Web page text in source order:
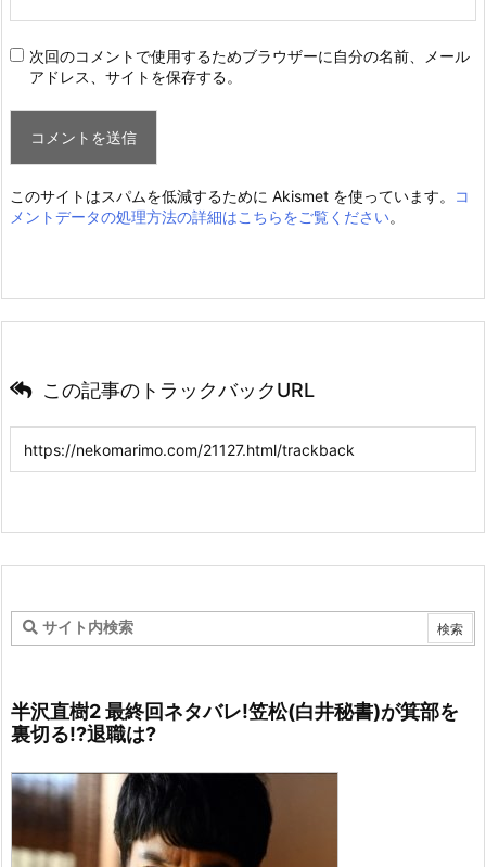
次回のコメントで使用するためブラウザーに自分の名前、メール
アドレス、サイトを保存する。
このサイトはスパムを低減するために Akismet を使っています。
コ
メントデータの処理方法の詳細はこちらをご覧ください。
この記事のトラックバックURL
半沢直樹2 最終回ネタバレ!笠松(白井秘書)が箕部を
裏切る!?退職は?